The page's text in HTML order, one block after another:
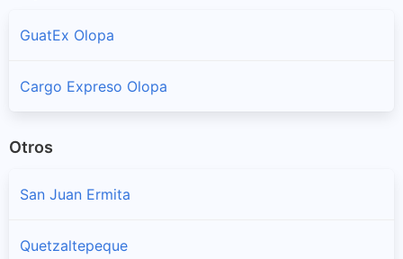
GuatEx Olopa
Cargo Expreso Olopa
Otros
San Juan Ermita
Quetzaltepeque